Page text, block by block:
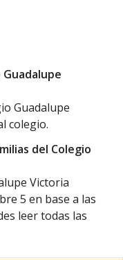
Guadalupe
Guadalupe
colegio.
del Colegio
Victoria
5 en base a las
leer todas las